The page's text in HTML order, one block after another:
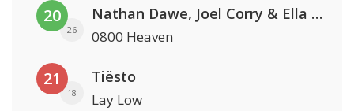
20
26
Nathan Dawe, Joel Corry & Ella Henderson
0800 Heaven
21
18
Tiësto
Lay Low